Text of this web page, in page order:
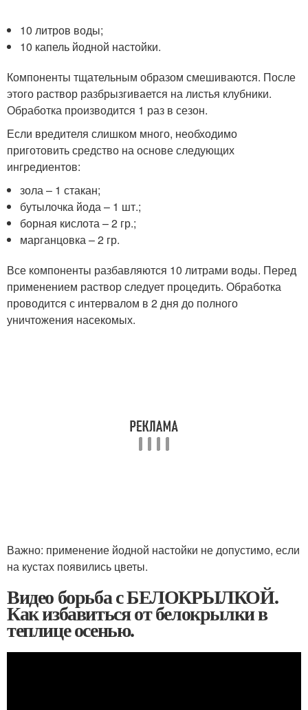
10 литров воды;
10 капель йодной настойки.
Компоненты тщательным образом смешиваются. После
этого раствор разбрызгивается на листья клубники.
Обработка производится 1 раз в сезон.
Если вредителя слишком много, необходимо
приготовить средство на основе следующих
ингредиентов:
зола – 1 стакан;
бутылочка йода – 1 шт.;
борная кислота – 2 гр.;
марганцовка – 2 гр.
Все компоненты разбавляются 10 литрами воды. Перед
применением раствор следует процедить. Обработка
проводится с интервалом в 2 дня до полного
уничтожения насекомых.
Важно: применение йодной настойки не допустимо, если
на кустах появились цветы.
Видео борьба с БЕЛОКРЫЛКОЙ.
Как избавиться от белокрылки в
теплице осенью.